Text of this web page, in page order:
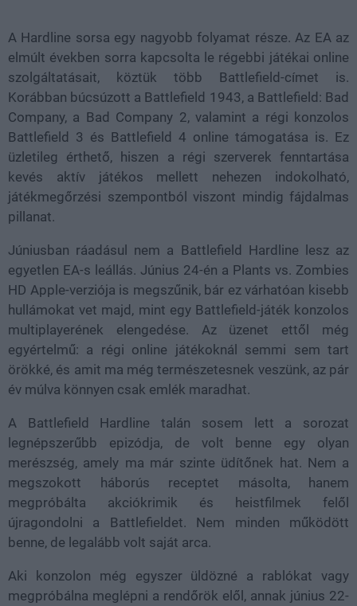
A Hardline sorsa egy nagyobb folyamat része. Az EA az
elmúlt években sorra kapcsolta le régebbi játékai online
szolgáltatásait, köztük több Battlefield-címet is.
Korábban búcsúzott a Battlefield 1943, a Battlefield: Bad
Company, a Bad Company 2, valamint a régi konzolos
Battlefield 3 és Battlefield 4 online támogatása is. Ez
üzletileg érthető, hiszen a régi szerverek fenntartása
kevés aktív játékos mellett nehezen indokolható,
játékmegőrzési szempontból viszont mindig fájdalmas
pillanat.
Júniusban ráadásul nem a Battlefield Hardline lesz az
egyetlen EA-s leállás. Június 24-én a Plants vs. Zombies
HD Apple-verziója is megszűnik, bár ez várhatóan kisebb
hullámokat vet majd, mint egy Battlefield-játék konzolos
multiplayerének elengedése. Az üzenet ettől még
egyértelmű: a régi online játékoknál semmi sem tart
örökké, és amit ma még természetesnek veszünk, az pár
év múlva könnyen csak emlék maradhat.
A Battlefield Hardline talán sosem lett a sorozat
legnépszerűbb epizódja, de volt benne egy olyan
merészség, amely ma már szinte üdítőnek hat. Nem a
megszokott háborús receptet másolta, hanem
megpróbálta akciókrimik és heistfilmek felől
újragondolni a Battlefieldet. Nem minden működött
benne, de legalább volt saját arca.
Aki konzolon még egyszer üldözné a rablókat vagy
megpróbálna meglépni a rendőrök elől, annak június 22-